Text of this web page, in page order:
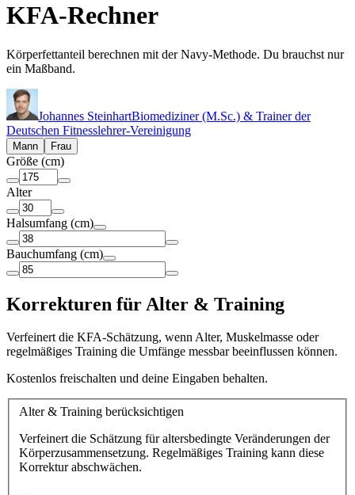
KFA-Rechner
Körperfettanteil berechnen mit der Navy-Methode. Du brauchst nur
ein Maßband.
Johannes SteinhartBiomediziner (M.Sc.) & Trainer der
Deutschen Fitnesslehrer-Vereinigung
Mann Frau
Größe (cm)
Alter
Halsumfang (cm)
Bauchumfang (cm)
Korrekturen für Alter & Training
Verfeinert die KFA-Schätzung, wenn Alter, Muskelmasse oder
regelmäßiges Training die Umfänge messbar beeinflussen können.
Kostenlos freischalten und deine Eingaben behalten.
Alter & Training berücksichtigen
Verfeinert die Schätzung für altersbedingte Veränderungen der
Körperzusammensetzung. Regelmäßiges Training kann diese
Korrektur abschwächen.